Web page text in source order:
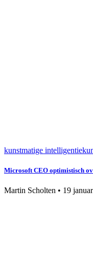
kunstmatige intelligentie
Microsoft CEO optimistisch
Martin Scholten • 19